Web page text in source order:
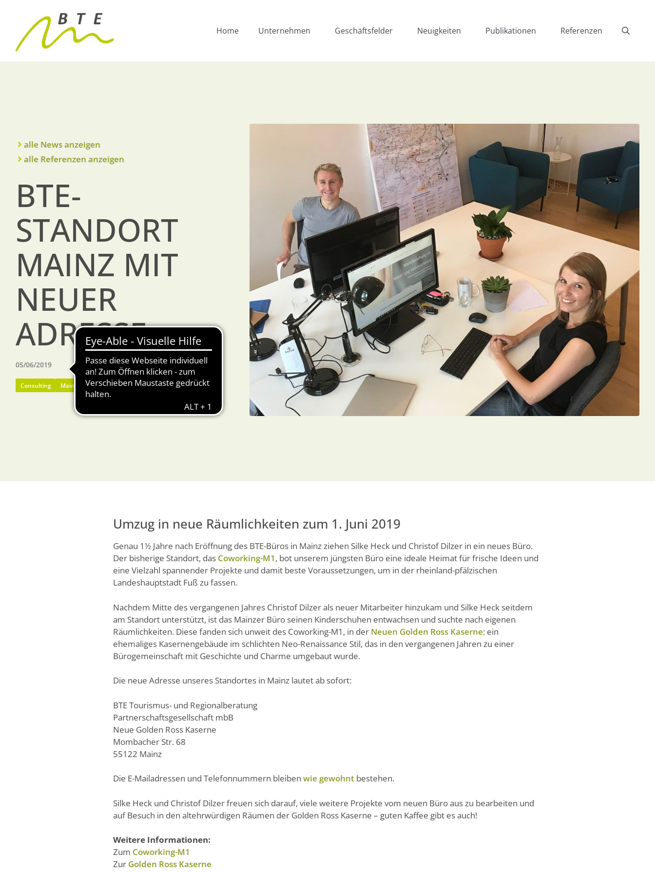
Home Unternehmen Geschäftsfelder Neuigkeiten Publikationen Referenzen
alle News anzeigen
alle Referenzen anzeigen
BTE-
STANDORT
MAINZ MIT
NEUER
ADRESSE
05/06/2019
Consulting Mainz Tourismusberatung
Umzug in neue Räumlichkeiten zum 1. Juni 2019
Genau 1½ Jahre nach Eröffnung des BTE-Büros in Mainz ziehen Silke Heck und Christof Dilzer in ein neues Büro.
Der bisherige Standort, das Coworking-M1, bot unserem jüngsten Büro eine ideale Heimat für frische Ideen und
eine Vielzahl spannender Projekte und damit beste Voraussetzungen, um in der rheinland-pfälzischen
Landeshauptstadt Fuß zu fassen.
Nachdem Mitte des vergangenen Jahres Christof Dilzer als neuer Mitarbeiter hinzukam und Silke Heck seitdem
am Standort unterstützt, ist das Mainzer Büro seinen Kinderschuhen entwachsen und suchte nach eigenen
Räumlichkeiten. Diese fanden sich unweit des Coworking-M1, in der Neuen Golden Ross Kaserne: ein
ehemaliges Kasernengebäude im schlichten Neo-Renaissance Stil, das in den vergangenen Jahren zu einer
Bürogemeinschaft mit Geschichte und Charme umgebaut wurde.
Die neue Adresse unseres Standortes in Mainz lautet ab sofort:
BTE Tourismus- und Regionalberatung
Partnerschaftsgesellschaft mbB
Neue Golden Ross Kaserne
Mombacher Str. 68
55122 Mainz
Die E-Mailadressen und Telefonnummern bleiben wie gewohnt bestehen.
Silke Heck und Christof Dilzer freuen sich darauf, viele weitere Projekte vom neuen Büro aus zu bearbeiten und
auf Besuch in den altehrwürdigen Räumen der Golden Ross Kaserne – guten Kaffee gibt es auch!
Weitere Informationen:
Zum Coworking-M1
Zur Golden Ross Kaserne